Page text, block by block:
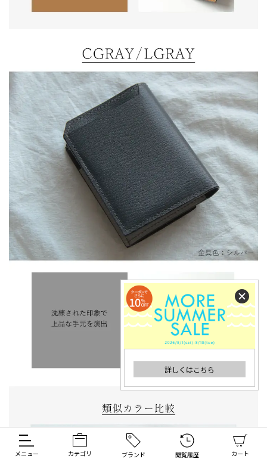
詳しくはこちら
メニュー カテゴリ ブランド 閲覧履歴 カート